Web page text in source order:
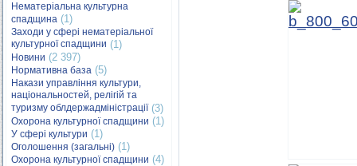
Нематеріальна культурна
спадщина (1)
Заходи у сфері нематеріальної
культурної спадщини (1)
Новини (2 397)
Нормативна база (5)
Накази управління культури,
національностей, релігій та
туризму облдержадміністрації(3)
Охорона культурної спадщини (1)
У сфері культури (1)
Оголошення (загальні) (1)
Охорона культурної спадщини (4)